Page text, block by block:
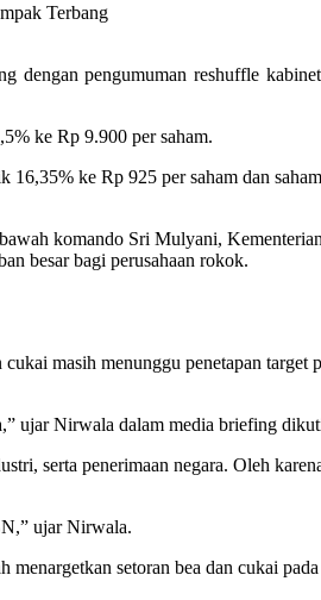
Terbang
dengan pengumuman reshuffle
ke Rp 9.900 per saham.
ke Rp 925 per saham dan
komando Sri Mulyani,
besar bagi perusahaan rokok.
masih menunggu penetapan target
ujar Nirwala dalam media briefing
serta penerimaan negara. Oleh
ujar Nirwala.
setoran bea dan cukai